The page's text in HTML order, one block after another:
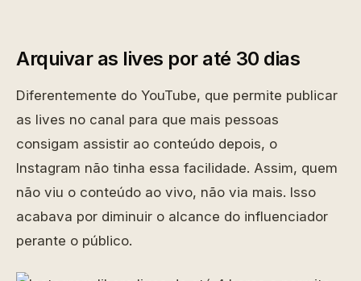
Arquivar as lives por até 30 dias
Diferentemente do YouTube, que permite publicar
as lives no canal para que mais pessoas
consigam assistir ao conteúdo depois, o
Instagram não tinha essa facilidade. Assim, quem
não viu o conteúdo ao vivo, não via mais. Isso
acabava por diminuir o alcance do influenciador
perante o público.